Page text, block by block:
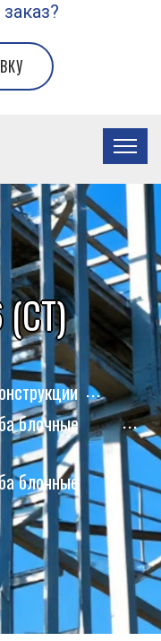
блочные
блочные